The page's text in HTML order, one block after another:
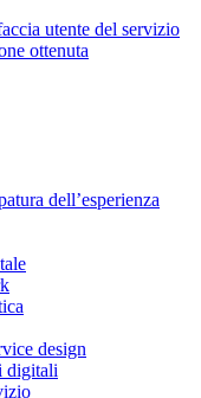
utente del servizio
ottenuta
dell’esperienza
design
digitali